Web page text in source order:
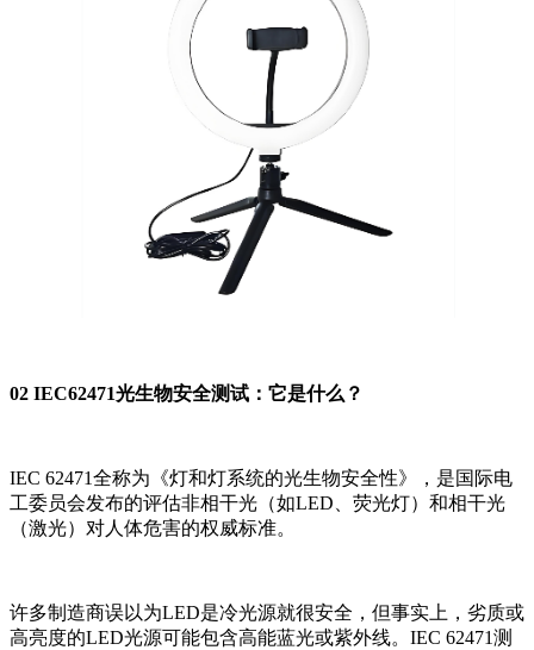
02 IEC62471光生物安全测试：它是什么？
IEC 62471全称为《灯和灯系统的光生物安全性》，是国际电
工委员会发布的评估非相干光（如LED、荧光灯）和相干光
（激光）对人体危害的权威标准。
许多制造商误以为LED是冷光源就很安全，但事实上，劣质或
高亮度的LED光源可能包含高能蓝光或紫外线。IEC 62471测